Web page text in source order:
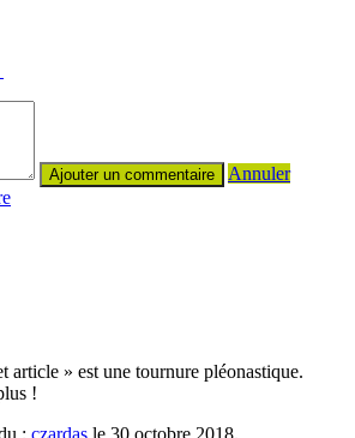
Annuler
article » est une tournure pléonastique.
!
: czardas le 30 octobre 2018.